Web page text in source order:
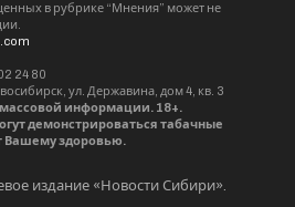
в рубрике “Мнения” может не
24 80
ул. Державина, дом 4, кв. 3
информации. 18+.
демонстрироваться табачные
Вашему здоровью.
издание «Новости Сибири».